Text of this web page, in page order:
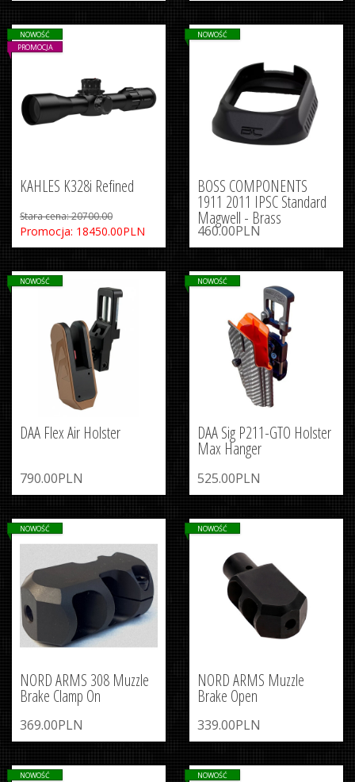
KAHLES K328i Refined
Stara cena: 20700.00
Promocja: 18450.00PLN
NOWOŚĆ
PROMOCJA
BOSS COMPONENTS
1911 2011 IPSC Standard
Magwell - Brass
460.00PLN
NOWOŚĆ
DAA Flex Air Holster
790.00PLN
NOWOŚĆ
DAA Sig P211-GTO Holster
Max Hanger
525.00PLN
NOWOŚĆ
NORD ARMS 308 Muzzle
Brake Clamp On
369.00PLN
NOWOŚĆ
NORD ARMS Muzzle
Brake Open
339.00PLN
NOWOŚĆ
NOWOŚĆ NOWOŚĆ